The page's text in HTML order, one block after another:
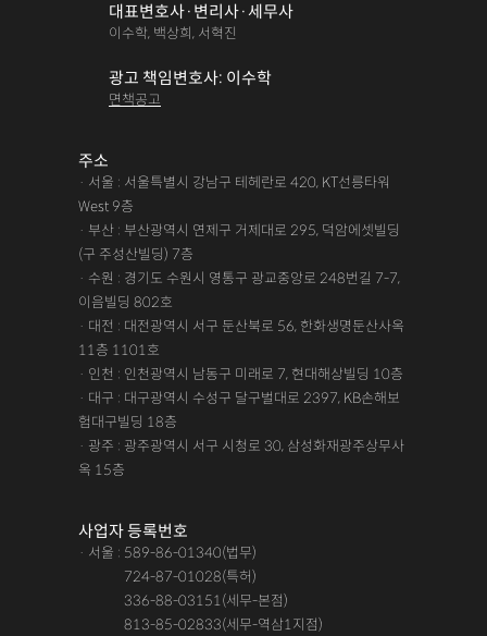
대표변호사·변리사·세무사
이수학, 백상희, 서혁진
광고 책임변호사: 이수학
면책공고
주소
· 서울 : 서울특별시 강남구 테헤란로 420, KT선릉타워
West 9층
· 부산 : 부산광역시 연제구 거제대로 295, 덕암에셋빌딩
(구 주성산빌딩) 7층
· 수원 : 경기도 수원시 영통구 광교중앙로 248번길 7-7,
이음빌딩 802호
· 대전 : 대전광역시 서구 둔산북로 56, 한화생명둔산사옥
11층 1101호
· 인천 : 인천광역시 남동구 미래로 7, 현대해상빌딩 10층
· 대구 : 대구광역시 수성구 달구벌대로 2397, KB손해보
험대구빌딩 18층
· 광주 : 광주광역시 서구 시청로 30, 삼성화재광주상무사
옥 15층
사업자 등록번호
· 서울 : 589-86-01340(법무)
724-87-01028(특허)
336-88-03151(세무-본점)
813-85-02833(세무-역삼1지점)